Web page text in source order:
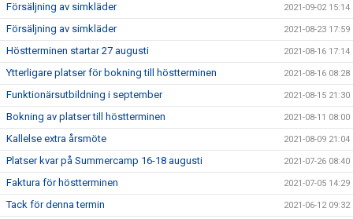
Försäljning av simkläder 2021-09-02 15:14
Försäljning av simkläder 2021-08-23 17:59
Höstterminen startar 27 augusti 2021-08-16 17:14
Ytterligare platser för bokning till höstterminen 2021-08-16 08:28
Funktionärsutbildning i september 2021-08-15 21:30
Bokning av platser till höstterminen 2021-08-11 08:00
Kallelse extra årsmöte 2021-08-09 21:04
Platser kvar på Summercamp 16-18 augusti 2021-07-26 08:40
Faktura för höstterminen 2021-07-05 14:29
Tack för denna termin 2021-06-12 09:32